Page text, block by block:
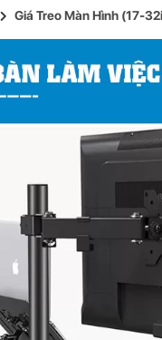
Giá Treo Màn Hình (17-